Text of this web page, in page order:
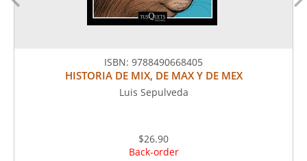
ISBN: 9788490668405
HISTORIA DE MIX, DE MAX Y DE MEX
Luis Sepulveda
$26.90
Back-order